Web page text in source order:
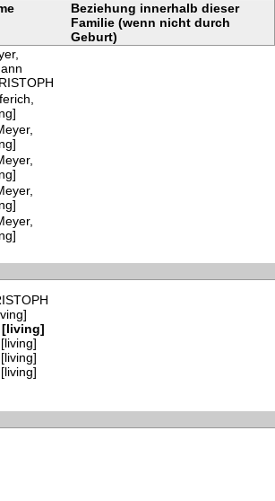
Beziehung innerhalb dieser
Familie (wenn nicht durch
Geburt)
[living]